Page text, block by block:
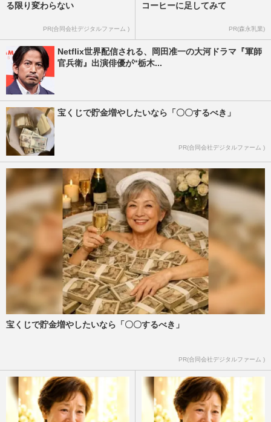
る限り変わらない
PR(合同会社デジタルファーム )
コーヒーに足してみて
PR(森永乳業)
Netflix世界配信される、岡田准一の大河ドラマ『軍師
官兵衛』出演俳優が“栃木...
宝くじで貯金増やしたいなら「〇〇するべき」
PR(合同会社デジタルファーム )
宝くじで貯金増やしたいなら「〇〇するべき」
PR(合同会社デジタルファーム )